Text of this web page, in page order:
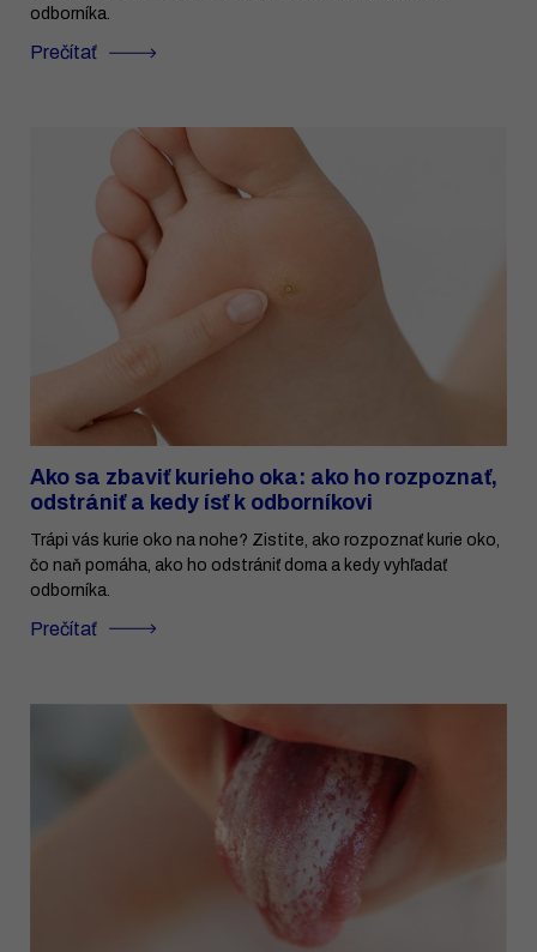
odborníka.
Prečítať
Ako sa zbaviť kurieho oka: ako ho rozpoznať,
odstrániť a kedy ísť k odborníkovi
Trápi vás kurie oko na nohe? Zistite, ako rozpoznať kurie oko,
čo naň pomáha, ako ho odstrániť doma a kedy vyhľadať
odborníka.
Prečítať